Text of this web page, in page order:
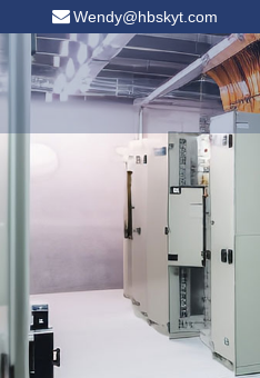
Wendy@hbskyt.com